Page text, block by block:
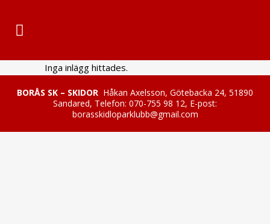
Inga inlägg hittades.
BORÅS SK – SKIDOR Håkan Axelsson, Götebacka 24, 51890
Sandared, Telefon: 070-755 98 12, E-post:
borasskidloparklubb@gmail.com